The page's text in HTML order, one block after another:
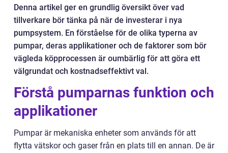
Denna artikel ger en grundlig översikt över vad
tillverkare bör tänka på när de investerar i nya
pumpsystem. En förståelse för de olika typerna av
pumpar, deras applikationer och de faktorer som bör
vägleda köpprocessen är oumbärlig för att göra ett
välgrundat och kostnadseffektivt val.
Förstå pumparnas funktion och
applikationer
Pumpar är mekaniska enheter som används för att
flytta vätskor och gaser från en plats till en annan. De är